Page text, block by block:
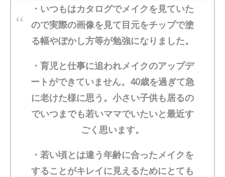
・いつもはカタログでメイクを見ていた
ので実際の画像を見て目元をチップで塗
る幅やぼかし方等が勉強になりました。
・育児と仕事に追われメイクのアップデ
ートができていません。40歳を過ぎて急
に老けた様に思う。小さい子供も居るの
でいつまでも若いママでいたいと最近す
ごく思います。
・若い頃とは違う年齢に合ったメイクを
することがキレイに見えるためにとても